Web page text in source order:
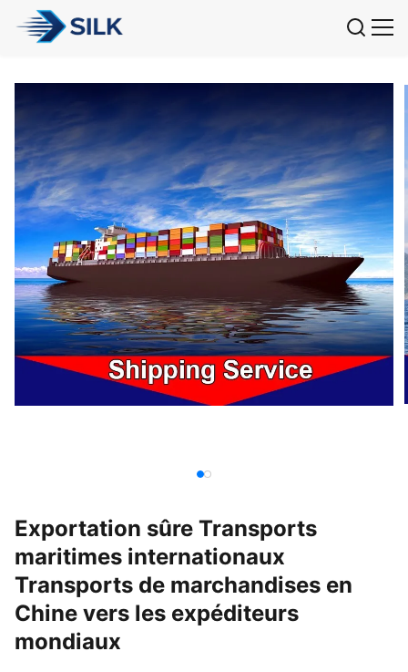
Exportation sûre Transports
maritimes internationaux
Transports de marchandises en
Chine vers les expéditeurs
mondiaux